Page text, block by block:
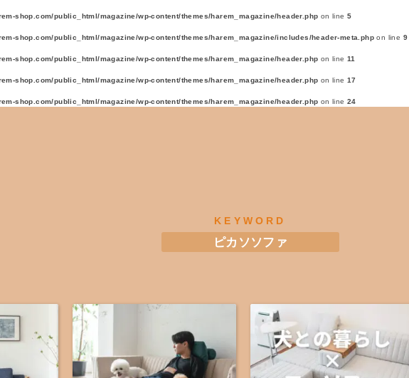
shop.com/public_html/magazine/wp-content/themes/harem_magazine/header.php on line5
shop.com/public_html/magazine/wp-content/themes/harem_magazine/includes/header-meta.php on line 9
shop.com/public_html/magazine/wp-content/themes/harem_magazine/header.php on line11
shop.com/public_html/magazine/wp-content/themes/harem_magazine/header.php on line17
shop.com/public_html/magazine/wp-content/themes/harem_magazine/header.php on line24
KEYWORD
ピカソソファ